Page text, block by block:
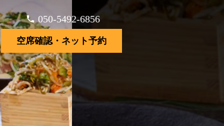
050-5492-6856
空席確認・ネット予約